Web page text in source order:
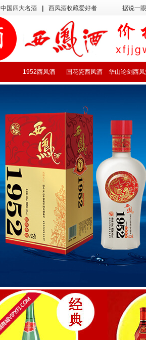
中国四大名酒 西凤酒收藏爱好者 据说一
1952西凤酒 国花瓷西凤酒 华山论剑西